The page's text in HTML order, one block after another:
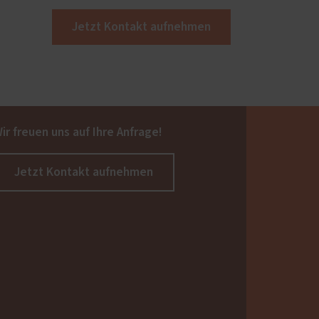
Jetzt Kontakt aufnehmen
freuen uns auf Ihre Anfrage!
Jetzt Kontakt aufnehmen